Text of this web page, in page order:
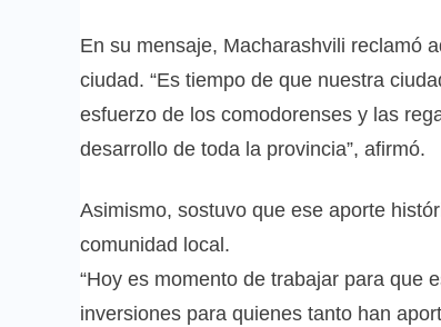
En su mensaje, Macharashvili reclamó
ciudad. “Es tiempo de que nuestra
esfuerzo de los comodorenses y las
desarrollo de toda la provincia”, afirmó.
Asimismo, sostuvo que ese aporte
comunidad local.
“Hoy es momento de trabajar para que
inversiones para quienes tanto han